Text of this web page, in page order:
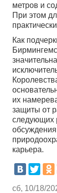
метров и
При этом
Как
их
защиты от
следующих
карьера.
сб, 10/18/